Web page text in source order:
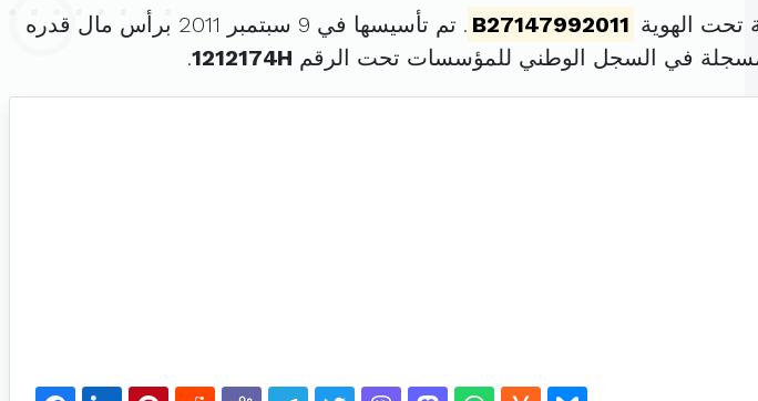
تحت الهوية B27147992011 . تم تأسيسها في 9 سبتمبر 2011 برأس مال قدره
في السجل الوطني للمؤسسات تحت الرقم 1212174H
.